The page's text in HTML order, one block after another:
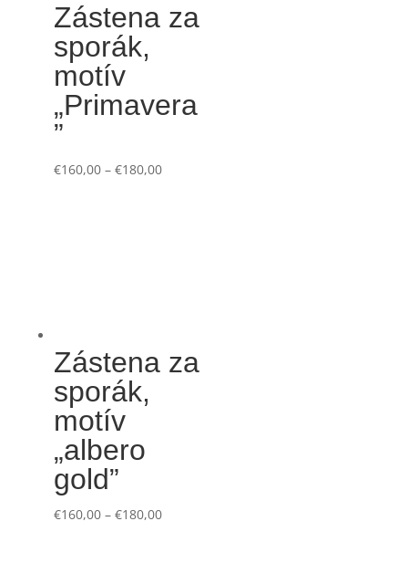
Zástena za
sporák,
motív
„Primavera
”
€160,00– €180,00
Zástena za
sporák,
motív
„albero
gold”
€160,00– €180,00